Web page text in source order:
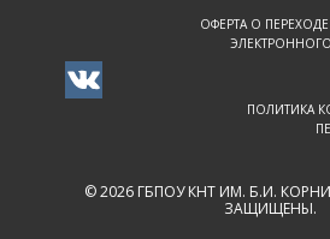
ОФЕРТА О
ПОЛИТИКА
© 2026 ГБПОУ КНТ ИМ. Б.И.
ЗАЩИЩЕНЫ.